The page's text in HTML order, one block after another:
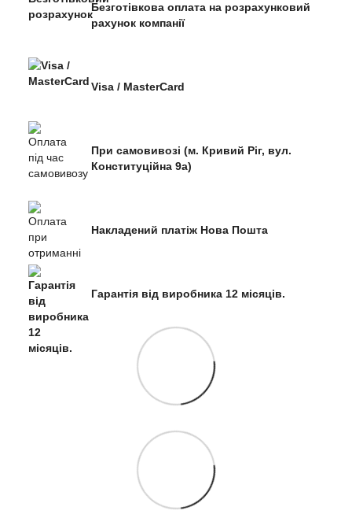
Безготівкова оплата на розрахунковий
рахунок компанії
Visa / MasterCard
При самовивозі (м. Кривий Ріг, вул.
Конституційна 9а)
Накладений платіж Нова Пошта
Гарантія від виробника 12 місяців.